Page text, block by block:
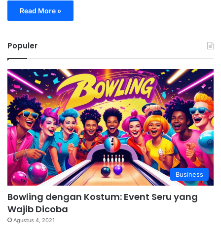
Read More »
Populer
Business
Bowling dengan Kostum: Event Seru yang
Wajib Dicoba
Agustus 4, 2021